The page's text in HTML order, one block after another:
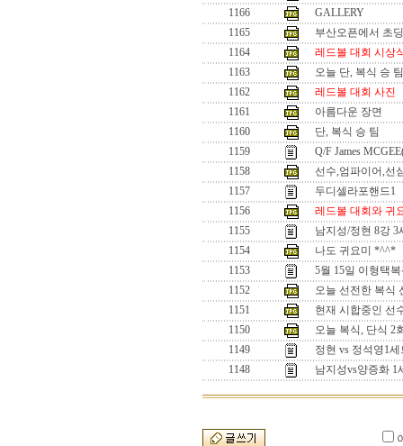
1166
GALLERY
1165
부산오픈에서 초
1164
레드볼 대회 시상
1163
오늘 단, 복식 승 팀
1162
레드볼 대회 사진
1161
아름다운 장면
1160
단, 복식 승 팀
1159
Q/F James
1158
선수,엄파이어,선
1157
두디셀라포핸드1
1156
레드볼 대회와 귀
1155
남지성/정현 8강 3
1154
나도 귀요미 *^^*
1153
5월 15일 이형택
1152
오늘 선전한 복식
1151
현재 시합중인 선
1150
오늘 복식, 단식 2
1149
정현 vs 정석영1
1148
남지성vs양증화 1